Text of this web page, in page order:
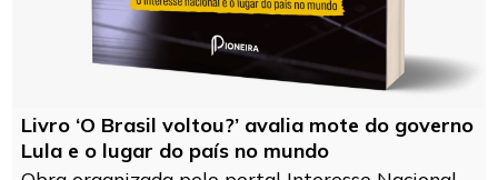
Livro ‘O Brasil voltou?’ avalia mote do governo
Lula e o lugar do país no mundo